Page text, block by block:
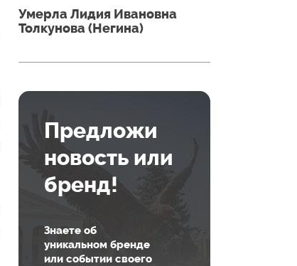
Умерла Лидия Ивановна
Толкунова (Негина)
Предложи
новость или
бренд!
Знаете об
уникальном бренде
или событии своего